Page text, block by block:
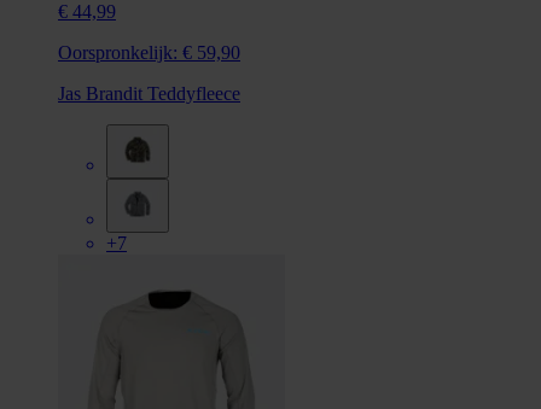
€ 44,99
Oorspronkelijk: € 59,90
Jas Brandit Teddyfleece
+7